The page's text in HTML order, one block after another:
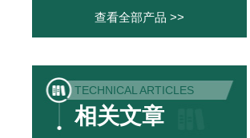
查看全部产品 >>
TECHNICAL ARTICLES
相关文章